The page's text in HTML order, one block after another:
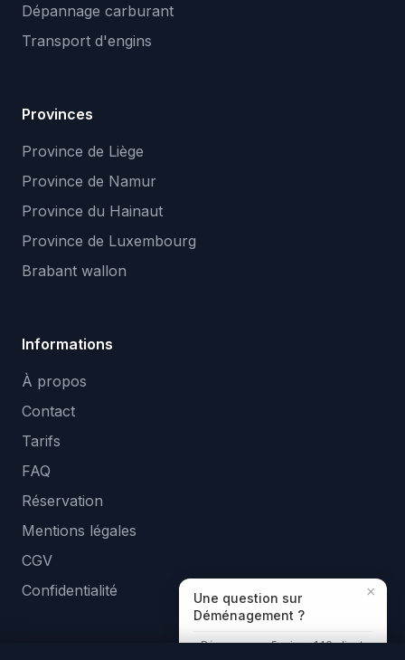
Dépannage carburant
Transport d'engins
Provinces
Province de Liège
Province de Namur
Province du Hainaut
Province de Luxembourg
Brabant wallon
Informations
À propos
Contact
Tarifs
FAQ
Réservation
Mentions légales
CGV
Confidentialité
×
Une question sur
Déménagement ?
Réponse en ~5 min · +140 clients